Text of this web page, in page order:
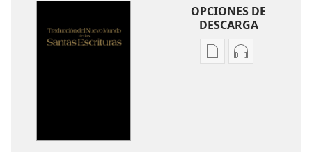
OPCIONES DE
DESCARGA
OpcionesOpciones